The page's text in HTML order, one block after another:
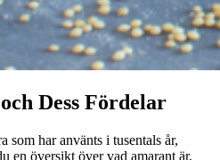
Dess Fördelar
som har använts i tusentals år,
en översikt över vad amarant är,